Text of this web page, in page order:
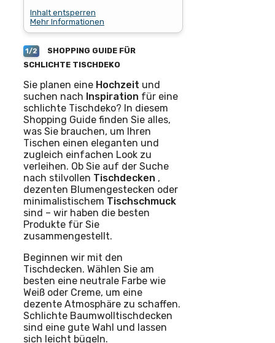
Inhalt entsperren
Mehr Informationen
1/2
SHOPPING GUIDE FÜR
SCHLICHTE TISCHDEKO
Sie planen eine Hochzeit und
suchen nach Inspiration für eine
schlichte Tischdeko? In diesem
Shopping Guide finden Sie alles,
was Sie brauchen, um Ihren
Tischen einen eleganten und
zugleich einfachen Look zu
verleihen. Ob Sie auf der Suche
nach stilvollen Tischdecken ,
dezenten Blumengestecken oder
minimalistischem Tischschmuck
sind – wir haben die besten
Produkte für Sie
zusammengestellt.
Beginnen wir mit den
Tischdecken. Wählen Sie am
besten eine neutrale Farbe wie
Weiß oder Creme, um eine
dezente Atmosphäre zu schaffen.
Schlichte Baumwolltischdecken
sind eine gute Wahl und lassen
sich leicht bügeln.